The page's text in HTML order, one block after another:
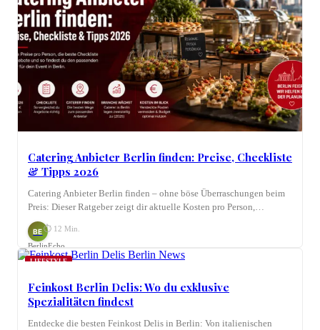
Catering Anbieter Berlin finden: Preise, Checkliste
& Tipps 2026
Catering Anbieter Berlin finden – ohne böse Überraschungen beim
Preis: Dieser Ratgeber zeigt dir aktuelle Kosten pro Person,…
BE
BerlinEcho
⏱ 12 Min.
LIFESTYLE
Feinkost Berlin Delis: Wo du exklusive
Spezialitäten findest
Entdecke die besten Feinkost Delis in Berlin: Von italienischen